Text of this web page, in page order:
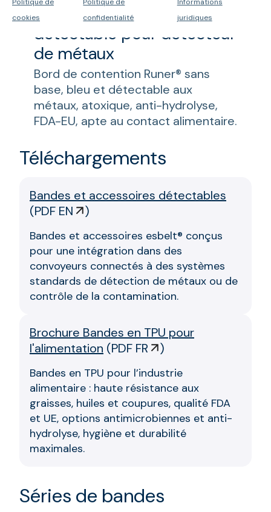
Politique de
cookies
Politique de
confidentialité
Informations
juridiques
Runer® TPU Premium
détectable pour détecteur
de métaux
Bord de contention Runer® sans
base, bleu et détectable aux
métaux, atoxique, anti-hydrolyse,
FDA-EU, apte au contact alimentaire.
Téléchargements
Bandes et accessoires détectables
(PDF EN )
Bandes et accessoires esbelt® conçus
pour une intégration dans des
convoyeurs connectés à des systèmes
standards de détection de métaux ou de
contrôle de la contamination.
Brochure Bandes en TPU pour
l'alimentation (PDF FR )
Bandes en TPU pour l’industrie
alimentaire : haute résistance aux
graisses, huiles et coupures, qualité FDA
et UE, options antimicrobiennes et anti-
hydrolyse, hygiène et durabilité
maximales.
Séries de bandes